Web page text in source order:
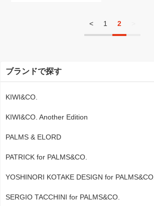
< 1 2
ブランドで探す
KIWI&CO.
KIWI&CO. Another Edition
PALMS & ELORD
PATRICK for PALMS&CO.
YOSHINORI KOTAKE DESIGN for PALMS&CO.
SERGIO TACCHINI for PALMS&CO.